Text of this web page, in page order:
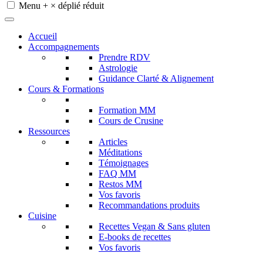
Menu + × déplié réduit
Accueil
Accompagnements
Prendre RDV
Astrologie
Guidance Clarté & Alignement
Cours & Formations
Formation MM
Cours de Crusine
Ressources
Articles
Méditations
Témoignages
FAQ MM
Restos MM
Vos favoris
Recommandations produits
Cuisine
Recettes Vegan & Sans gluten
E-books de recettes
Vos favoris